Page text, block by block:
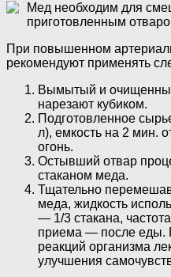
Мед необходим для
приготовленным
При повышенном
рекомендуют применять
Вымытый и
нарезают кубиком.
Подготовленное
л), емкость на 2 мин.
огонь.
Остывший отвар
стаканом меда.
Тщательно
меда, жидкость
— 1/3 стакана,
приема — после еды.
реакций организма
улучшения